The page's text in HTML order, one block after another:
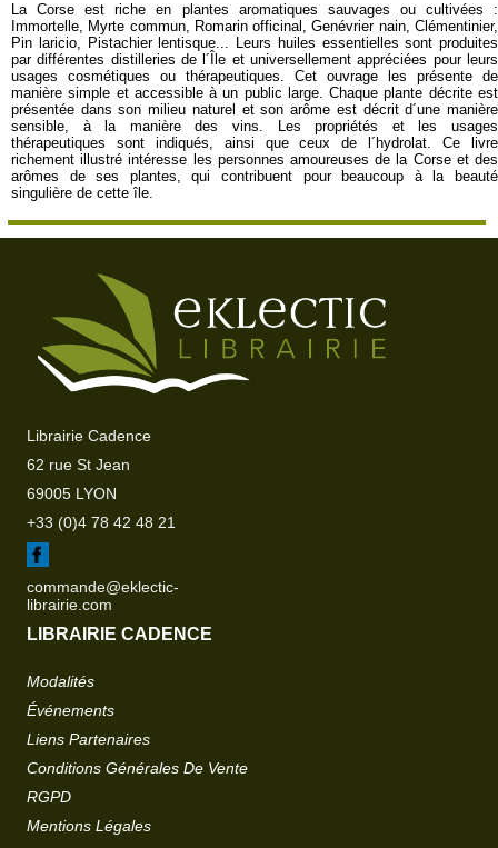
La Corse est riche en plantes aromatiques sauvages ou cultivées :
Immortelle, Myrte commun, Romarin officinal, Genévrier nain, Clémentinier,
Pin laricio, Pistachier lentisque... Leurs huiles essentielles sont produites
par différentes distilleries de l´Île et universellement appréciées pour leurs
usages cosmétiques ou thérapeutiques. Cet ouvrage les présente de
manière simple et accessible à un public large. Chaque plante décrite est
présentée dans son milieu naturel et son arôme est décrit d´une manière
sensible, à la manière des vins. Les propriétés et les usages
thérapeutiques sont indiqués, ainsi que ceux de l´hydrolat. Ce livre
richement illustré intéresse les personnes amoureuses de la Corse et des
arômes de ses plantes, qui contribuent pour beaucoup à la beauté
singulière de cette île.
Librairie Cadence
62 rue St Jean
69005 LYON
+33 (0)4 78 42 48 21
commande@eklectic-
librairie.com
LIBRAIRIE CADENCE
Modalités
Événements
Liens Partenaires
Conditions Générales De Vente
RGPD
Mentions Légales